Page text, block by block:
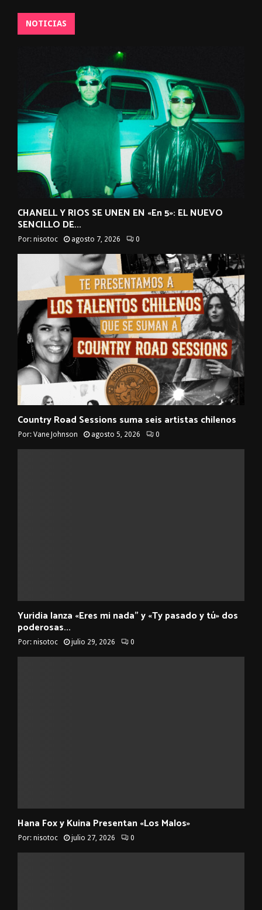
NOTICIAS
CHANELL Y RIOS SE UNEN EN «En 5»: EL NUEVO
SENCILLO DE...
Por: nisotoc agosto 7, 2026 0
Country Road Sessions suma seis artistas chilenos
Por: Vane Johnson agosto 5, 2026 0
Yuridia lanza «Eres mi nada” y «Ty pasado y tú» dos
poderosas...
Por: nisotoc julio 29, 2026 0
Hana Fox y Kuina Presentan «Los Malos»
Por: nisotoc julio 27, 2026 0